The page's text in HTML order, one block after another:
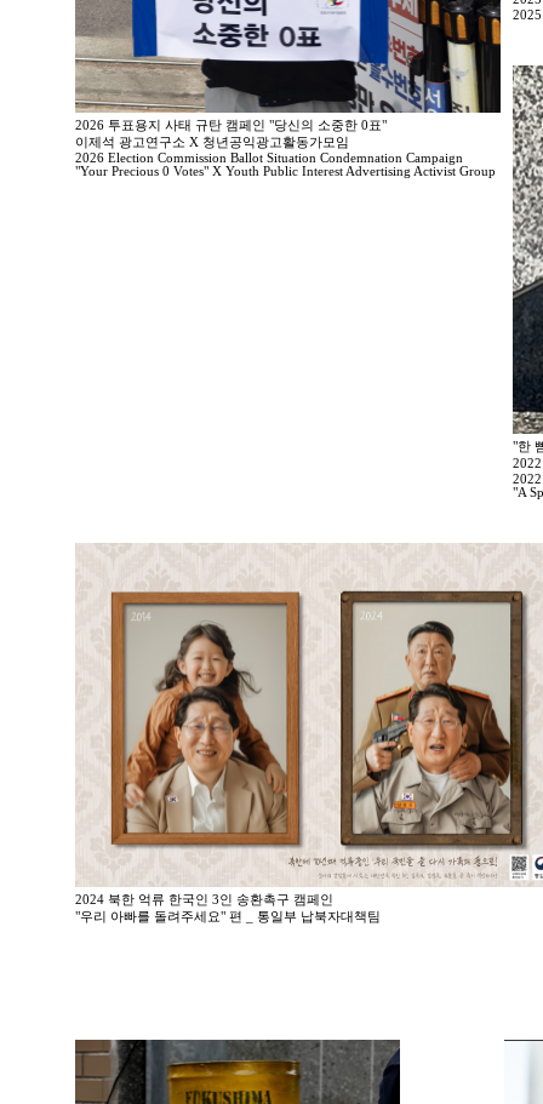
2026 투표용지 사태 규탄 캠페인 "당신의 소중한 0표"
이제석 광고연구소 X 청년공익광고활동가모임
2026 Election Commission Ballot Situation Condemnation Campaign
"Your Precious 0 Votes" X Youth Public Interest Advertising Activist Group
2025
"한
"A
2024 북한 억류 한국인 3인 송환촉구 캠페인
"우리 아빠를 돌려주세요" 편 _ 통일부 납북자대책팀